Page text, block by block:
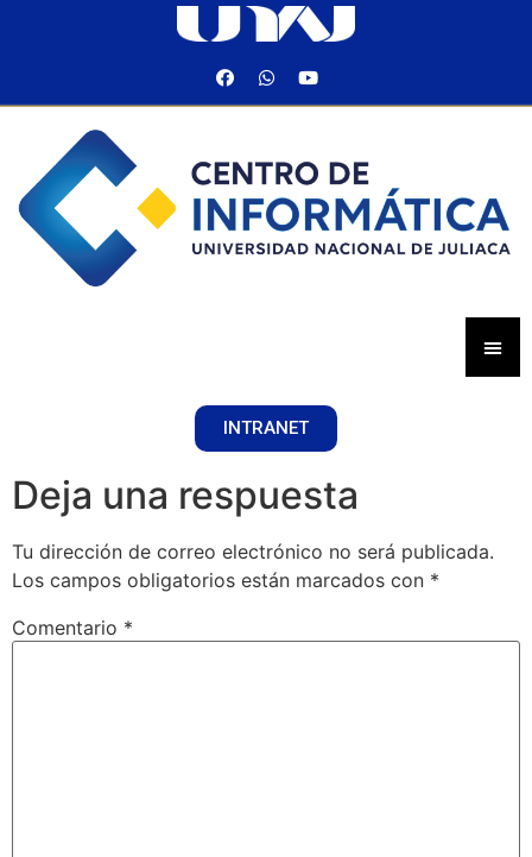
INTRANET
Deja una respuesta
Tu dirección de correo electrónico no será publicada.
Los campos obligatorios están marcados con *
Comentario *